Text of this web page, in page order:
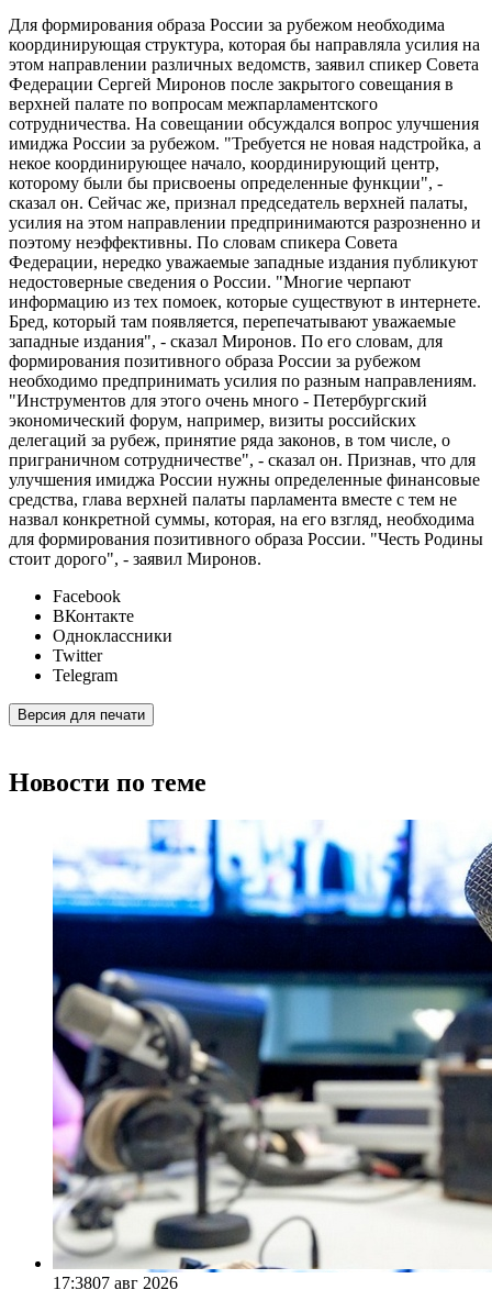
Для формирования образа России за рубежом необходима
координирующая структура, которая бы направляла усилия на
этом направлении различных ведомств, заявил спикер Совета
Федерации Сергей Миронов после закрытого совещания в
верхней палате по вопросам межпарламентского
сотрудничества. На совещании обсуждался вопрос улучшения
имиджа России за рубежом. "Требуется не новая надстройка, а
некое координирующее начало, координирующий центр,
которому были бы присвоены определенные функции", -
сказал он. Сейчас же, признал председатель верхней палаты,
усилия на этом направлении предпринимаются разрозненно и
поэтому неэффективны. По словам спикера Совета
Федерации, нередко уважаемые западные издания публикуют
недостоверные сведения о России. "Многие черпают
информацию из тех помоек, которые существуют в интернете.
Бред, который там появляется, перепечатывают уважаемые
западные издания", - сказал Миронов. По его словам, для
формирования позитивного образа России за рубежом
необходимо предпринимать усилия по разным направлениям.
"Инструментов для этого очень много - Петербургский
экономический форум, например, визиты российских
делегаций за рубеж, принятие ряда законов, в том числе, о
приграничном сотрудничестве", - сказал он. Признав, что для
улучшения имиджа России нужны определенные финансовые
средства, глава верхней палаты парламента вместе с тем не
назвал конкретной суммы, которая, на его взгляд, необходима
для формирования позитивного образа России. "Честь Родины
стоит дорого", - заявил Миронов.
Facebook
ВКонтакте
Одноклассники
Twitter
Telegram
Версия для печати
Новости по теме
17:3807 авг 2026